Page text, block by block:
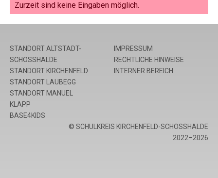
Zurzeit sind keine Eingaben möglich.
STANDORT ALTSTADT-
SCHOSSHALDE
STANDORT KIRCHENFELD
STANDORT LAUBEGG
STANDORT MANUEL
IMPRESSUM
RECHTLICHE HINWEISE
INTERNER BEREICH
KLAPP
BASE4KIDS
© SCHULKREIS KIRCHENFELD-SCHOSSHALDE
2022–2026